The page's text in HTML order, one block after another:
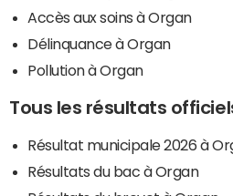
Accès aux soins à Organ
Délinquance à Organ
Pollution à Organ
Tous les résultats
Résultat municipale 2026 à
Résultats du bac à Organ